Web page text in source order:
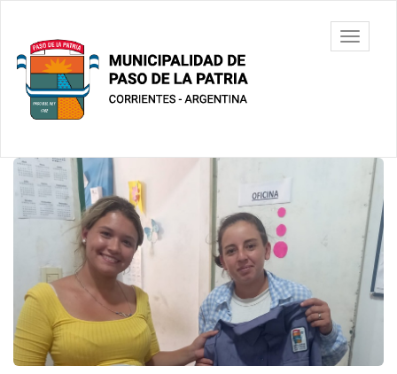
contenido
principal
Municipalidad
de Paso De
La Patria
barra
Contenido
principal